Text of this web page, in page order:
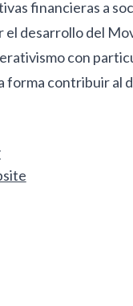
financieras a
el desarrollo del
con
forma contribuir al